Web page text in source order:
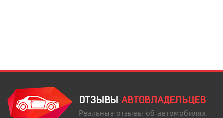
ОТЗЫВЫ АВТОВЛАДЕЛЬЦЕВ
Реальные отзывы об автомобилях